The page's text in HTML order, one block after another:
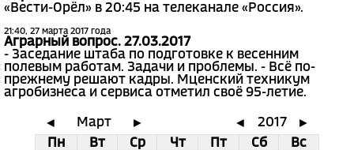
«Вести-Орёл» в 20:45 на телеканале «Россия».
21:40, 27 марта 2017 года
Аграрный вопрос. 27.03.2017
- Заседание штаба по подготовке к весенним
полевым работам. Задачи и проблемы. - Всё по-
прежнему решают кадры. Мценский техникум
агробизнеса и сервиса отметил своё 95-летие.
◄ Март ► ◄ 2017
►
Пн
Вт Ср Чт Пт Сб
Вс